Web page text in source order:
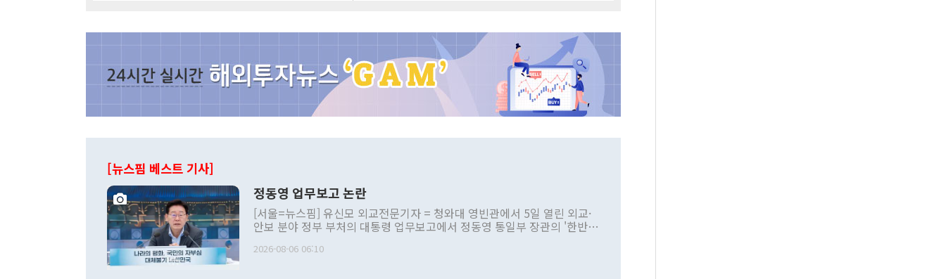
[뉴스핌 베스트 기사]
정동영 업무보고 논란
[서울=뉴스핌] 유신모 외교전문기자 = 청와대 영빈관에서 5일 열린 외교·
안보 분야 정부 부처의 대통령 업무보고에서 정동영 통일부 장관의 '한반도
발언 중에는 정부 내 조율을 거치지 않은 사안을 정책으로 추진하겠다고 공
2026-08-06 06:10